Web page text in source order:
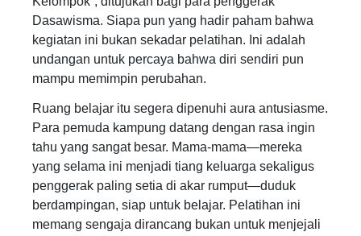
Dasawisma. Siapa pun yang hadir paham bahwa
kegiatan ini bukan sekadar pelatihan. Ini adalah
undangan untuk percaya bahwa diri sendiri pun
mampu memimpin perubahan.
Ruang belajar itu segera dipenuhi aura antusiasme.
Para pemuda kampung datang dengan rasa ingin
tahu yang sangat besar. Mama-mama—mereka
yang selama ini menjadi tiang keluarga sekaligus
penggerak paling setia di akar rumput—duduk
berdampingan, siap untuk belajar. Pelatihan ini
memang sengaja dirancang bukan untuk menjejali